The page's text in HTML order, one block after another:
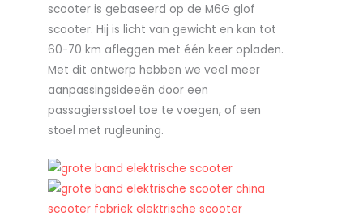
scooter is gebaseerd op de M6G glof
scooter. Hij is licht van gewicht en kan tot
60-70 km afleggen met één keer opladen.
Met dit ontwerp hebben we veel meer
aanpassingsideeën door een
passagiersstoel toe te voegen, of een
stoel met rugleuning.